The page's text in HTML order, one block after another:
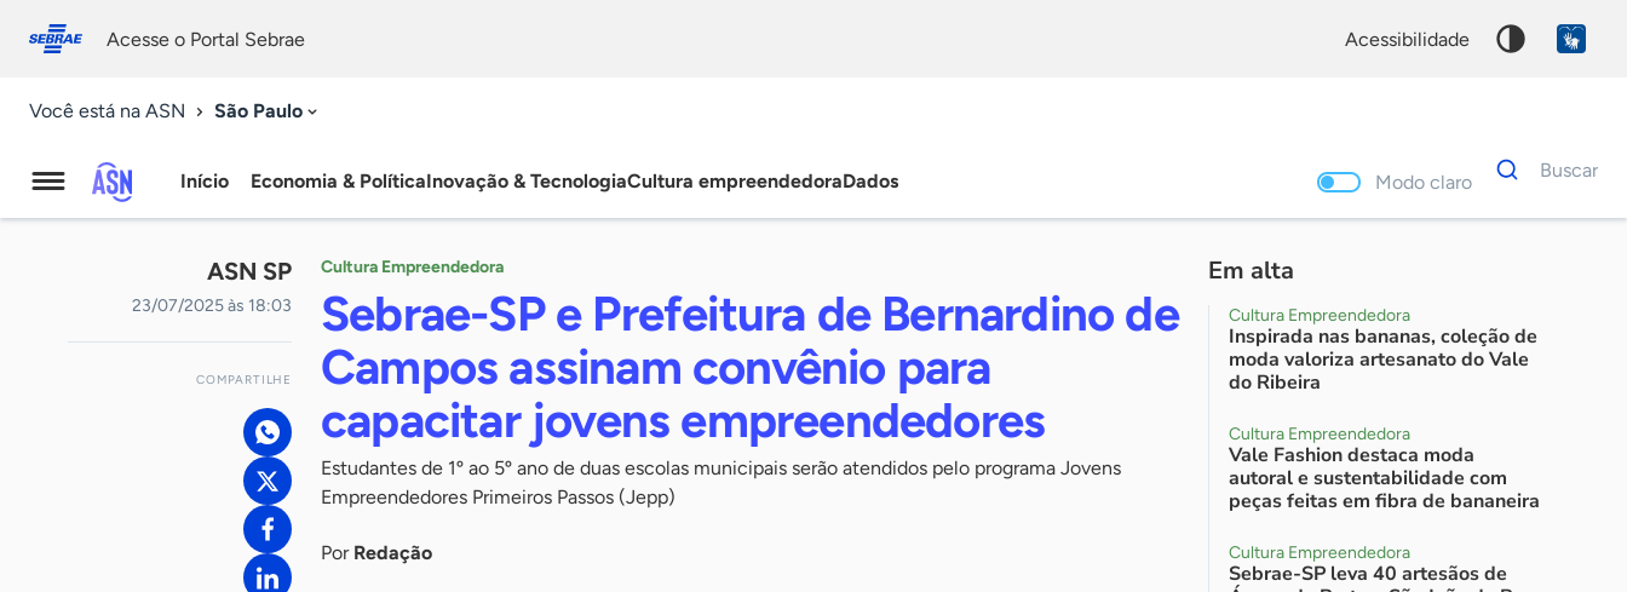
conosco
Acesse o Portal Sebrae acessibilidade
Você está na ASN São Paulo
Agência
Sebrae
de
Notícias
Início Economia & PolíticaInovação & TecnologiaCultura empreendedoraDados Modo claro
Dados
para
Buscar
ASN SP
23/07/2025 às 18:03
COMPARTILHE
Cultura Empreendedora
Sebrae-SP e Prefeitura de Bernardino de
Campos assinam convênio para
capacitar jovens empreendedores
Estudantes de 1º ao 5º ano de duas escolas municipais serão atendidos pelo programa Jovens
Empreendedores Primeiros Passos (Jepp)
Por Redação
Em alta
Cultura Empreendedora
Inspirada nas bananas, coleção de
moda valoriza artesanato do Vale
do Ribeira
Cultura Empreendedora
Vale Fashion destaca moda
autoral e sustentabilidade com
peças feitas em fibra de bananeira
Cultura Empreendedora
Sebrae-SP leva 40 artesãos de